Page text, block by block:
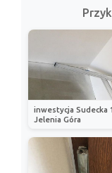
inwestycja Sudecka
Jelenia Góra